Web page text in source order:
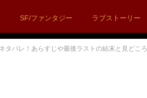
SF/ファンタジー ラブストーリー
タバレ！あらすじや最後ラストの結末と見どころ